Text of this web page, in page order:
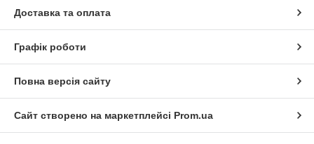
Доставка та оплата
Графік роботи
Повна версія сайту
Сайт створено на маркетплейсі Prom.ua